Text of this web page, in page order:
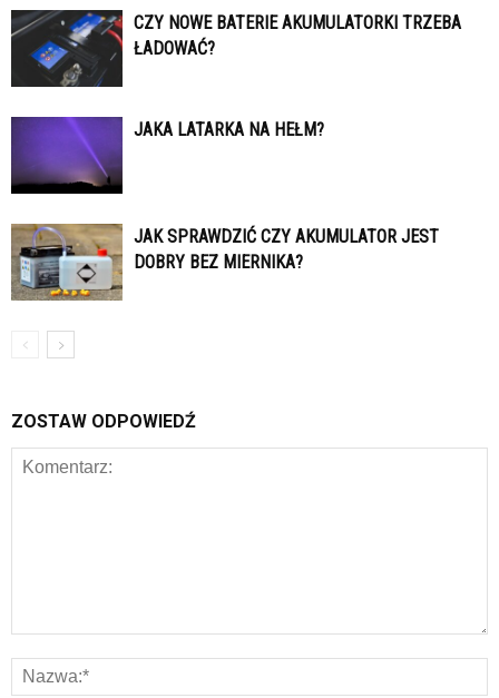
CZY NOWE BATERIE AKUMULATORKI TRZEBA
ŁADOWAĆ?
JAKA LATARKA NA HEŁM?
JAK SPRAWDZIĆ CZY AKUMULATOR JEST
DOBRY BEZ MIERNIKA?
ZOSTAW ODPOWIEDŹ